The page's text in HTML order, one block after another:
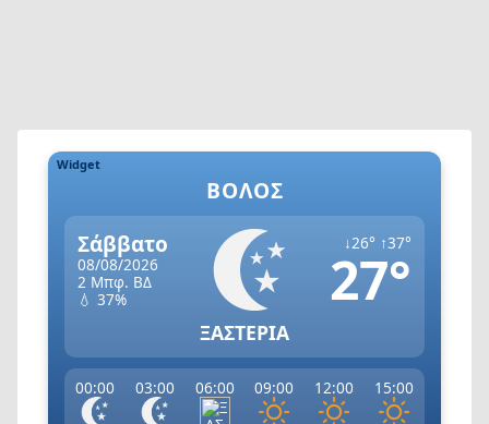
Widget
ΒΌΛΟΣ
Σάββατο
08/08/2026
2 Μπφ. ΒΔ
💧 37%
↓26° ↑37°
27°
ΞΑΣΤΕΡΙΑ
00:00 03:00 06:00 09:00 12:00 15:00